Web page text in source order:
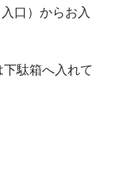
口）からお入
下駄箱へ入れて